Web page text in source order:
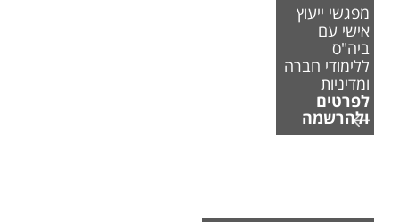
מפגשי ייעוץ
אישי עם
ביה"ס
ללימודי חברה
ומדיניות
לפרטים
ולהרשמה